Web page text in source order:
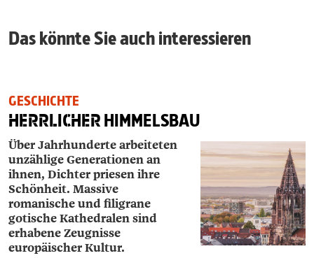
Das könnte Sie auch interessieren
GESCHICHTE
HERRLICHERHIMMELSBAU
Über Jahrhunderte arbeiteten
unzählige Generationen an
ihnen, Dichter priesen ihre
Schönheit. Massive
romanische und filigrane
gotische Kathedralen sind
erhabene Zeugnisse
europäischer Kultur.